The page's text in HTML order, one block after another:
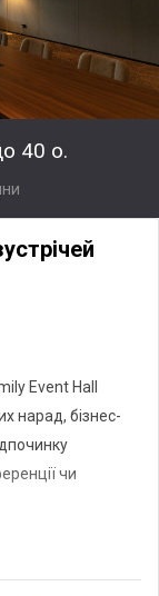
40 о.
Event Hall
нарад, бізнес-
чи
ЯКОЇ: